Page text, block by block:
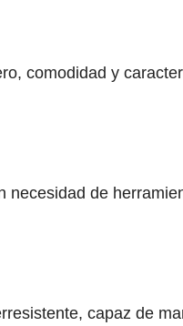
comodidad y
de
capaz de